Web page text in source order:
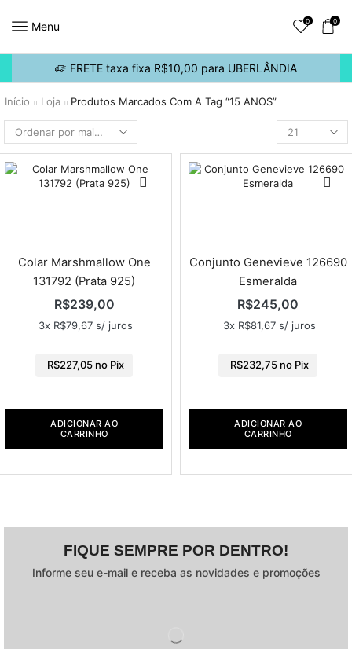
Menu 0 0
FRETE taxa fixa R$10,00 para UBERLÂNDIA
Início Loja Produtos Marcados Com A Tag “15 ANOS”
Colar Marshmallow One
131792 (Prata 925)
R$239,00
3x R$79,67s/ juros
R$227,05 no Pix
ADICIONAR AO
CARRINHO
Conjunto Genevieve 126690
Esmeralda
R$245,00
3x R$81,67s/ juros
R$232,75 no Pix
ADICIONAR AO
CARRINHO
FIQUE SEMPRE POR DENTRO!
Informe seu e-mail e receba as novidades e promoções